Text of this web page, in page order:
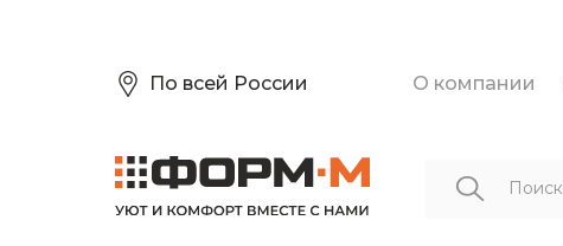
По всей России О компании